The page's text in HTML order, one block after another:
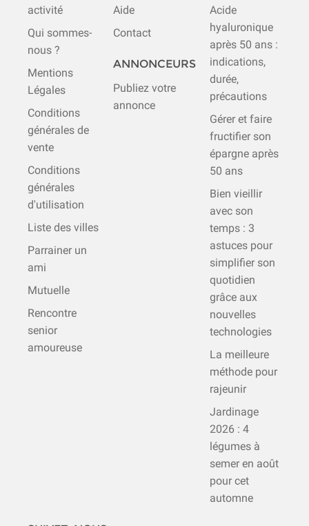
activité
Qui sommes-
nous ?
Mentions
Légales
Conditions
générales de
vente
Conditions
générales
d'utilisation
Liste des villes
Parrainer un
ami
Mutuelle
Rencontre
senior
amoureuse
Aide
Contact
ANNONCEURS
Publiez votre
annonce
Acide
hyaluronique
après 50 ans :
indications,
durée,
précautions
Gérer et faire
fructifier son
épargne après
50 ans
Bien vieillir
avec son
temps : 3
astuces pour
simplifier son
quotidien
grâce aux
nouvelles
technologies
La meilleure
méthode pour
rajeunir
Jardinage
2026 : 4
légumes à
semer en août
pour cet
automne